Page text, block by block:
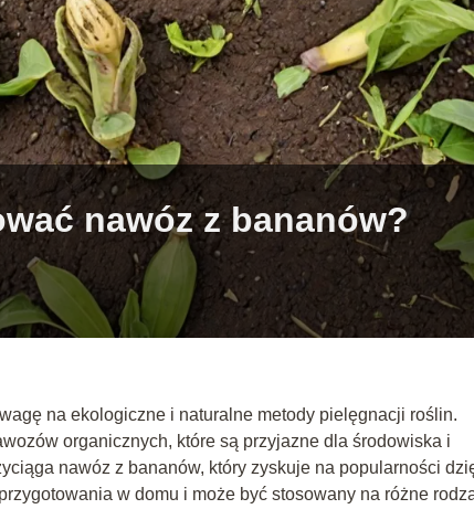
nawóz z bananów?
na ekologiczne i naturalne metody pielęgnacji roślin.
organicznych, które są przyjazne dla środowiska i
nawóz z bananów, który zyskuje na popularności
w domu i może być stosowany na różne